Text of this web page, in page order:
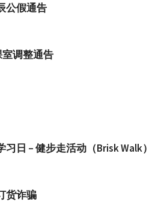
公假通告
调整通告
日 – 健步走活动（Brisk Walk）
货诈骗